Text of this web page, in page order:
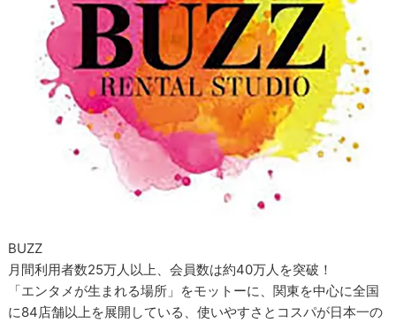
BUZZ
月間利用者数25万人以上、会員数は約40万人を突破！
「エンタメが生まれる場所」をモットーに、関東を中心に全国
に84店舗以上を展開している、使いやすさとコスパが日本一の